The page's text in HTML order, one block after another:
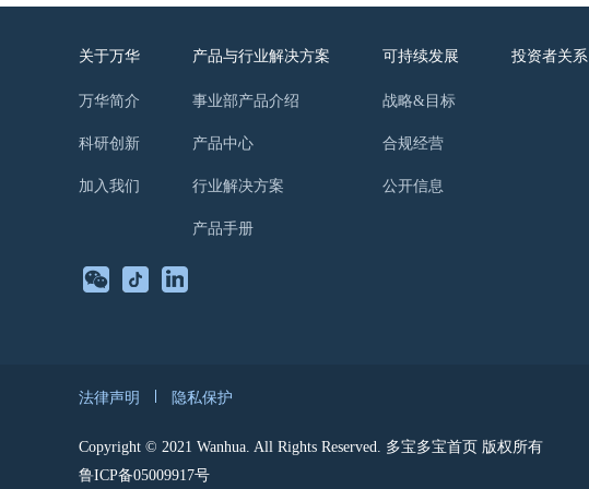
关于万华
万华简介
科研创新
加入我们
产品与行业解决方案
事业部产品介绍
产品中心
行业解决方案
产品手册
可持续发展
战略&目标
合规经营
公开信息
投资者关系
法律声明 隐私保护
Copyright © 2021 Wanhua. All Rights Reserved. 多宝多宝首页 版权所有
鲁ICP备05009917号